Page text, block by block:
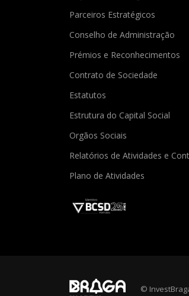
Parceiros Estratégicos
Conselho de Administração
Prémios e Reconhecimentos
Contrato de Sociedade
Estatutos
Estrutura do Capital Social
Orgãos Sociais
Relatórios de Atividades e
Plano de Atividades
©